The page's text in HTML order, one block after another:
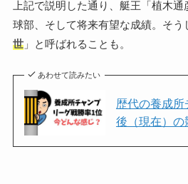
上記で説明した通り、艇王「植木
球部、そして将来有望な成績。そう
世」と呼ばれることも。
あわせて読みたい
歴代の養成
後（現在）の